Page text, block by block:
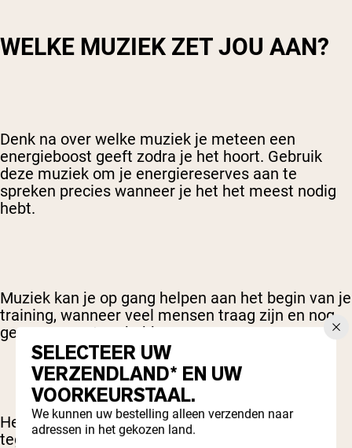
WELKE MUZIEK ZET JOU AAN?
Denk na over welke muziek je meteen een
energieboost geeft zodra je het hoort. Gebruik
deze muziek om je energiereserves aan te
spreken precies wanneer je het het meest nodig
hebt.
Muziek kan je op gang helpen aan het begin van je
training, wanneer veel mensen traag zijn en nog
geen momentum hebben.
Het kan je ook een tweede adem geven, vlak
tegen het einde wanneer je moeite hebt om je
SELECTEER UW
VERZENDLAND* EN UW
VOORKEURSTAAL.
We kunnen uw bestelling alleen verzenden naar
adressen in het gekozen land.